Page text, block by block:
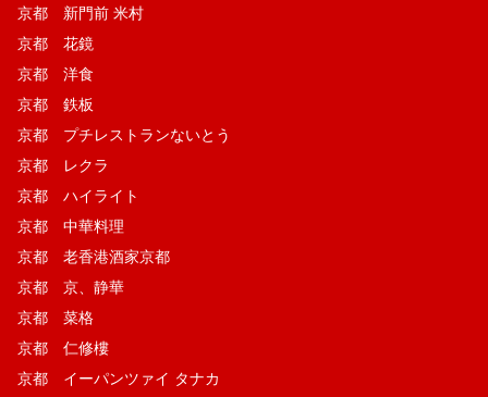
京都 新門前 米村
京都 花鏡
京都 洋食
京都 鉄板
京都 プチレストランないとう
京都 レクラ
京都 ハイライト
京都 中華料理
京都 老香港酒家京都
京都 京、静華
京都 菜格
京都 仁修樓
京都 イーパンツァイ タナカ